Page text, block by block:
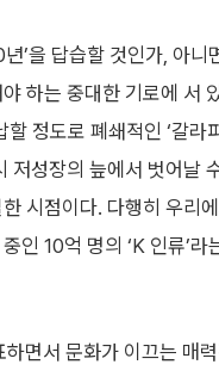
’을 답습할 것인가, 아니
하는 중대한 기로에 서
정도로 폐쇄적인 ‘갈라
저성장의 늪에서 벗어날
시점이다. 다행히 우리
인 10억 명의 ‘K 인류’라
면서 문화가 이끄는 매